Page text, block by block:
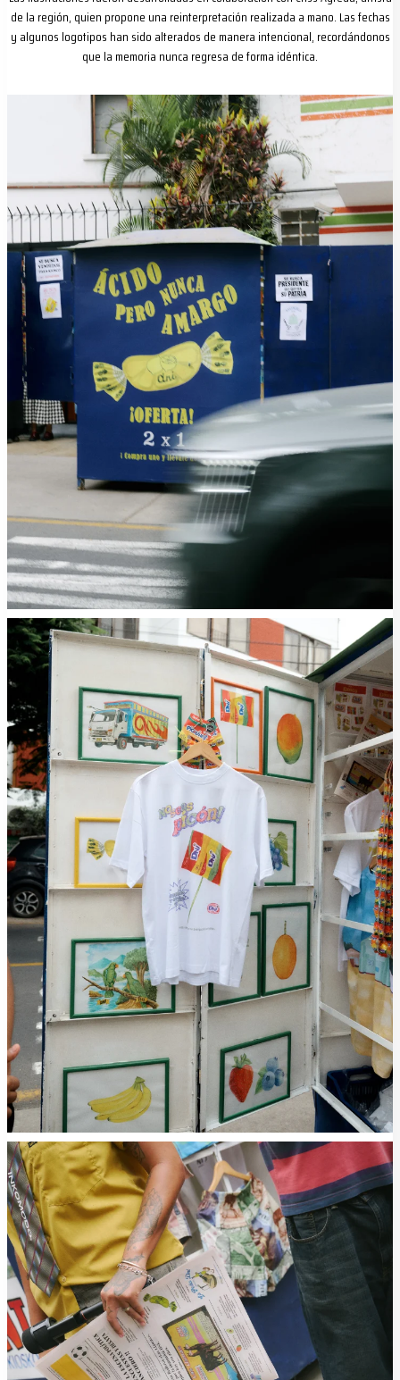
de la región, quien propone una reinterpretación realizada a mano. Las fechas
y algunos logotipos han sido alterados de manera intencional, recordándonos
que la memoria nunca regresa de forma idéntica.